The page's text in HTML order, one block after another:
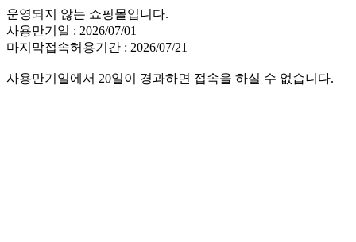
운영되지 않는 쇼핑몰입니다.
사용만기일 : 2026/07/01
마지막접속허용기간 : 2026/07/21
사용만기일에서 20일이 경과하면 접속을 하실 수 없습니다.